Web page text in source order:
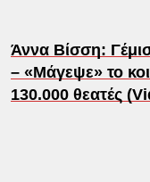
Άννα Βίσση:
– «Μάγεψε» το
130.000 θεατές